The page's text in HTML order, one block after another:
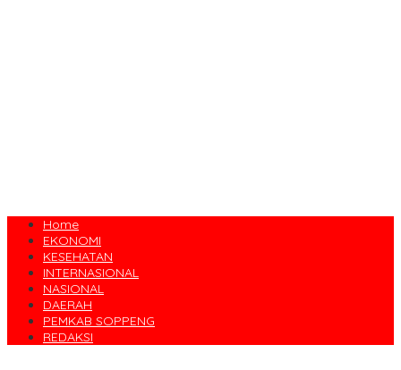
Home
EKONOMI
KESEHATAN
INTERNASIONAL
NASIONAL
DAERAH
PEMKAB SOPPENG
REDAKSI